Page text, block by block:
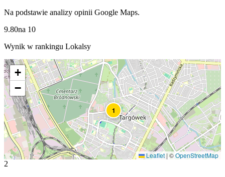
Na podstawie analizy opinii Google Maps.
9.80na 10
Wynik w rankingu Lokalsy
1
+
−
Leaflet | ©OpenStreetMap
2